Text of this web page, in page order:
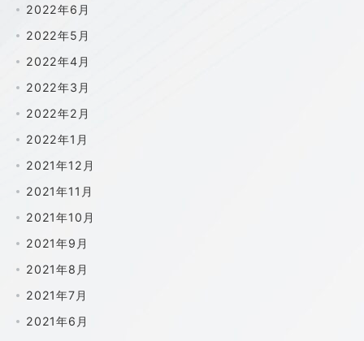
2022年6月
2022年5月
2022年4月
2022年3月
2022年2月
2022年1月
2021年12月
2021年11月
2021年10月
2021年9月
2021年8月
2021年7月
2021年6月